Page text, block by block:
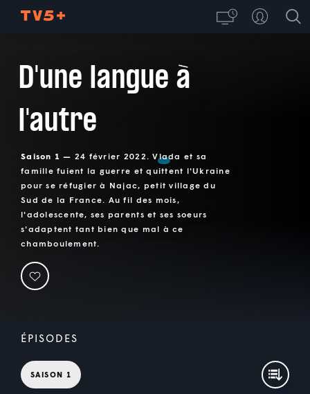
D'une langue à
l'autre
Saison 1 — 24 février 2022. Vlada et sa
famille fuient la guerre et quittent l'Ukraine
pour se réfugier à Najac, petit village du
Sud de la France. Au fil des mois,
l'adolescente, ses parents et ses soeurs
s'adaptent tant bien que mal à ce
chamboulement.
ÉPISODES
SAISON 1